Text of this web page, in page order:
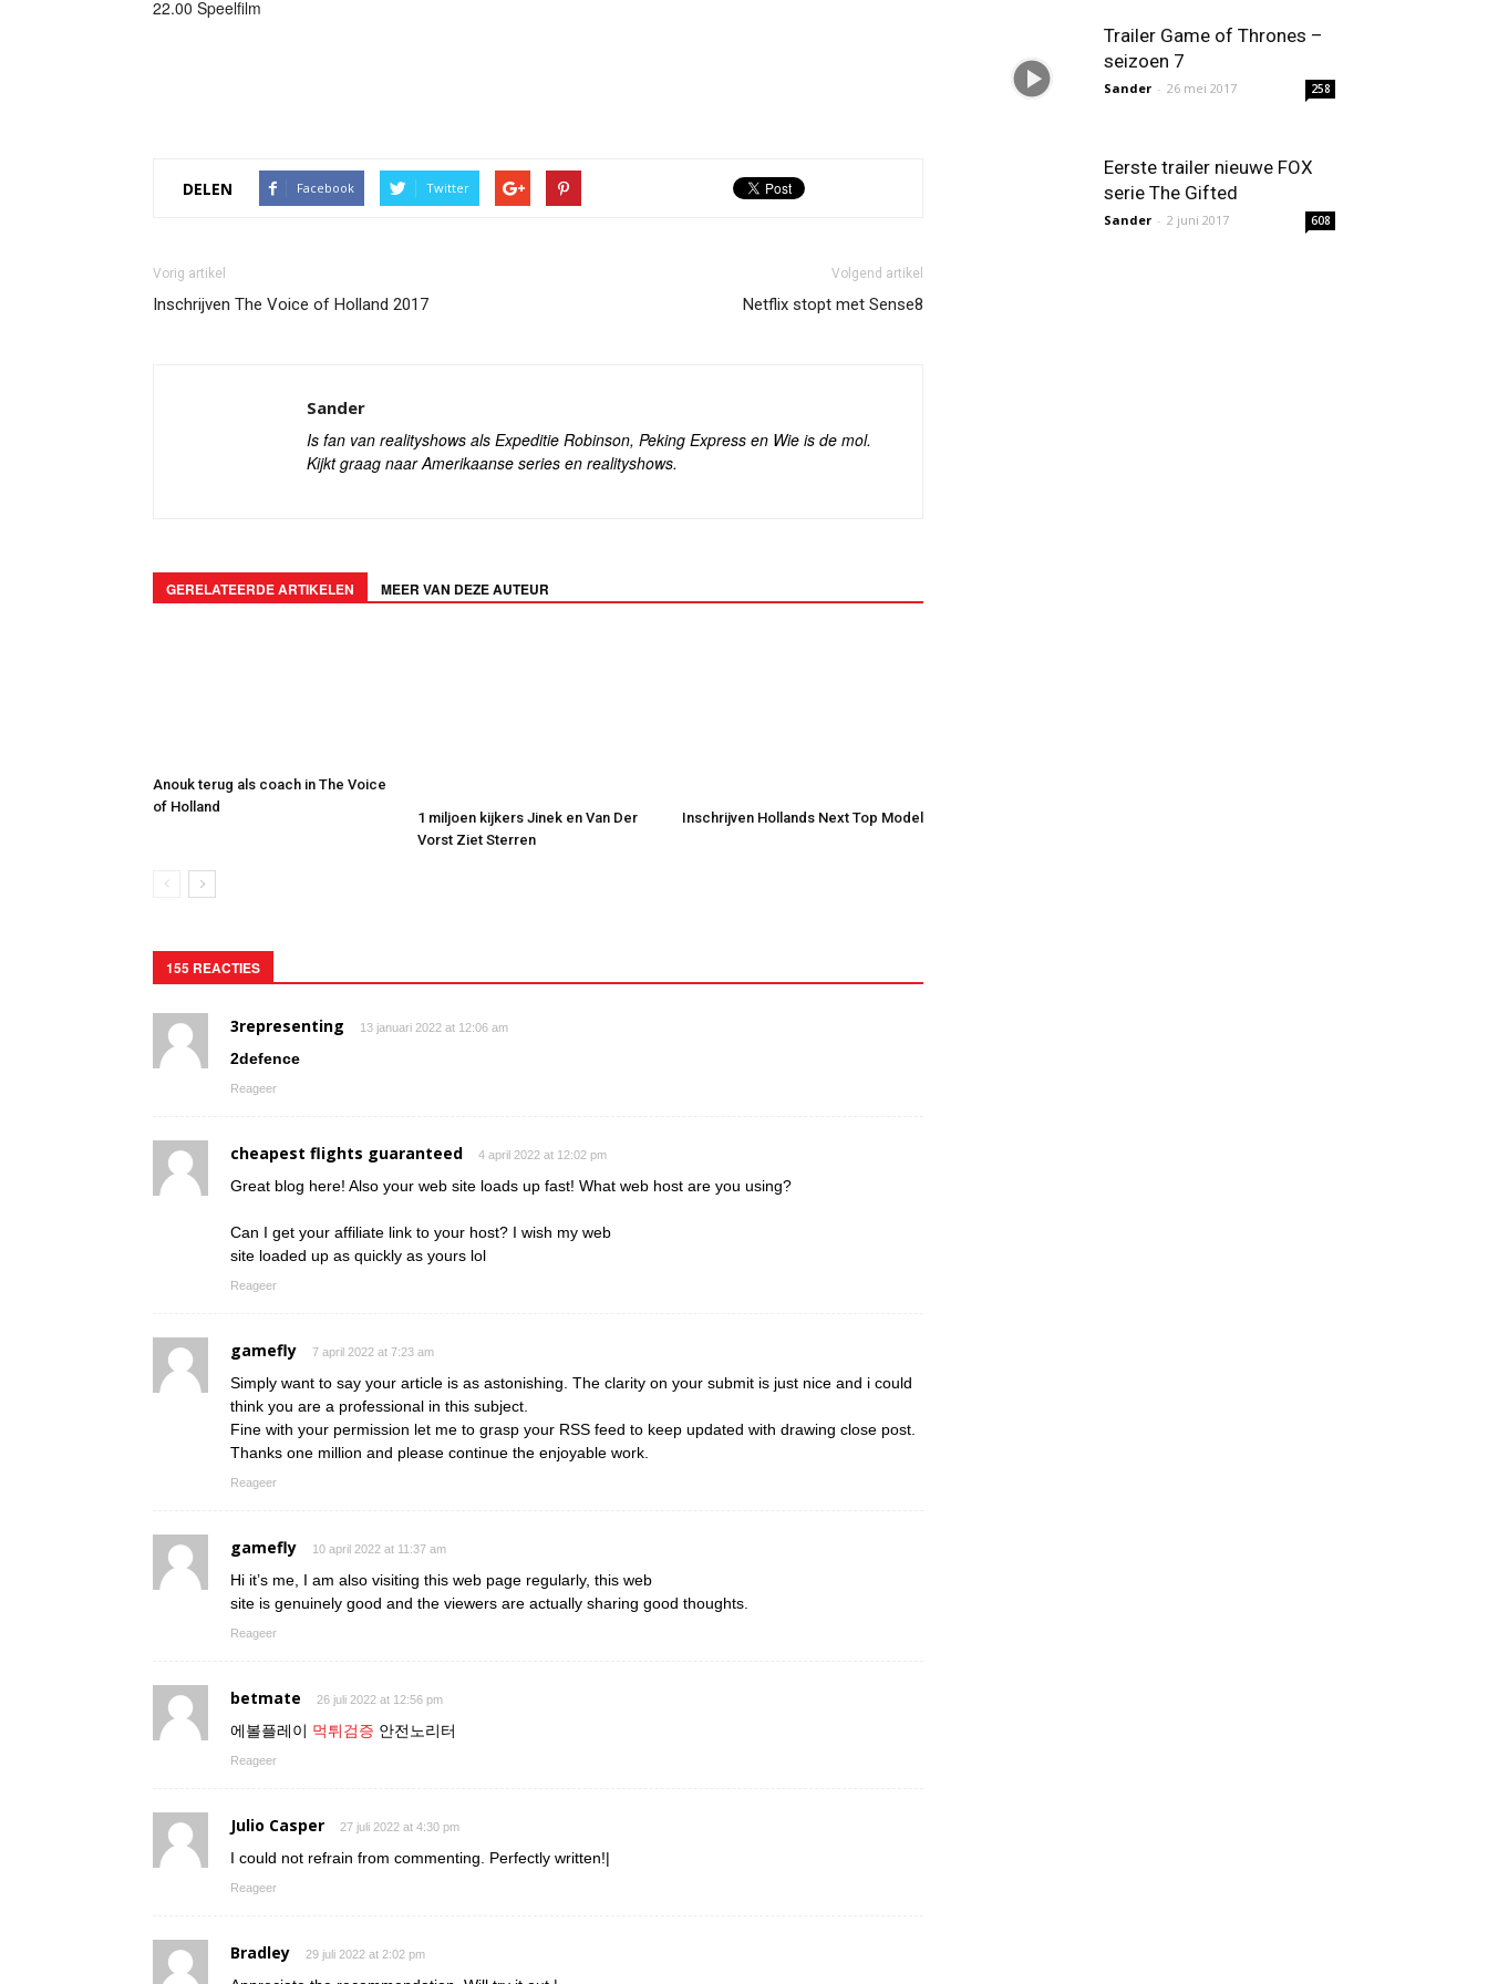
22.00 Speelfilm
DELEN Facebook Twitter
Vorig artikel
Inschrijven The Voice of Holland 2017
Volgend artikel
Netflix stopt met Sense8
Sander
Is fan van realityshows als Expeditie Robinson, Peking Express en Wie is de mol.
Kijkt graag naar Amerikaanse series en realityshows.
GERELATEERDE ARTIKELEN MEER VAN DEZE AUTEUR
Anouk terug als coach in The Voice
of Holland
1 miljoen kijkers Jinek en Van Der
Vorst Ziet Sterren
Inschrijven Hollands Next Top Model
155 REACTIES
3representing 13 januari 2022 at 12:06 am
2defence
Reageer
cheapest flights guaranteed 4 april 2022 at 12:02 pm
Great blog here! Also your web site loads up fast! What web host are you using?
Can I get your affiliate link to your host? I wish my web
site loaded up as quickly as yours lol
Reageer
gamefly 7 april 2022 at 7:23 am
Simply want to say your article is as astonishing. The clarity on your submit is just nice and i could
think you are a professional in this subject.
Fine with your permission let me to grasp your RSS feed to keep updated with drawing close post.
Thanks one million and please continue the enjoyable work.
Reageer
gamefly 10 april 2022 at 11:37 am
Hi it’s me, I am also visiting this web page regularly, this web
site is genuinely good and the viewers are actually sharing good thoughts.
Reageer
betmate 26 juli 2022 at 12:56 pm
에볼플레이 먹튀검증 안전노리터
Reageer
Julio Casper 27 juli 2022 at 4:30 pm
I could not refrain from commenting. Perfectly written!|
Reageer
Bradley 29 juli 2022 at 2:02 pm
Trailer Game of Thrones –
seizoen 7
Sander - 26 mei 2017 258
Eerste trailer nieuwe FOX
serie The Gifted
Sander - 2 juni 2017 608